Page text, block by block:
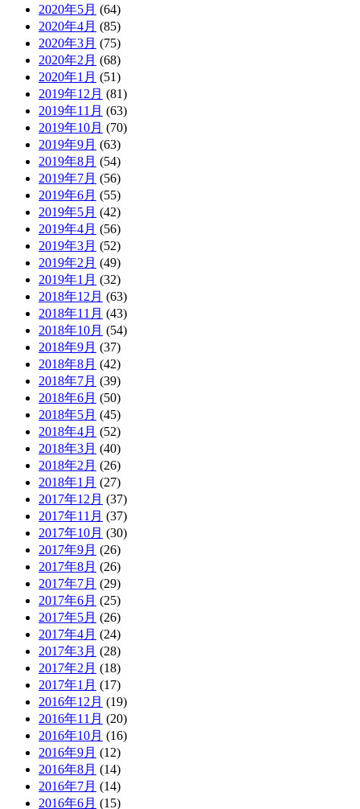
2020年5月 (64)
2020年4月 (85)
2020年3月 (75)
2020年2月 (68)
2020年1月 (51)
2019年12月 (81)
2019年11月 (63)
2019年10月 (70)
2019年9月 (63)
2019年8月 (54)
2019年7月 (56)
2019年6月 (55)
2019年5月 (42)
2019年4月 (56)
2019年3月 (52)
2019年2月 (49)
2019年1月 (32)
2018年12月 (63)
2018年11月 (43)
2018年10月 (54)
2018年9月 (37)
2018年8月 (42)
2018年7月 (39)
2018年6月 (50)
2018年5月 (45)
2018年4月 (52)
2018年3月 (40)
2018年2月 (26)
2018年1月 (27)
2017年12月 (37)
2017年11月 (37)
2017年10月 (30)
2017年9月 (26)
2017年8月 (26)
2017年7月 (29)
2017年6月 (25)
2017年5月 (26)
2017年4月 (24)
2017年3月 (28)
2017年2月 (18)
2017年1月 (17)
2016年12月 (19)
2016年11月 (20)
2016年10月 (16)
2016年9月 (12)
2016年8月 (14)
2016年7月 (14)
2016年6月 (15)